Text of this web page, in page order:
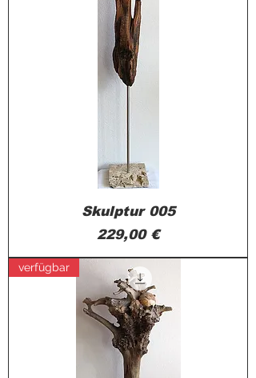
Skulptur 005
Preis
229,00 €
verfügbar